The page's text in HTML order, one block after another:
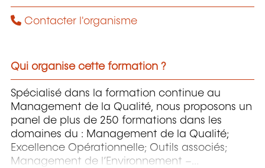
Contacter l'organisme
Qui organise cette formation ?
Spécialisé dans la formation continue au
Management de la Qualité, nous proposons un
panel de plus de 250 formations dans les
domaines du : Management de la Qualité;
Excellence Opérationnelle; Outils associés;
Management de l’Environnement –